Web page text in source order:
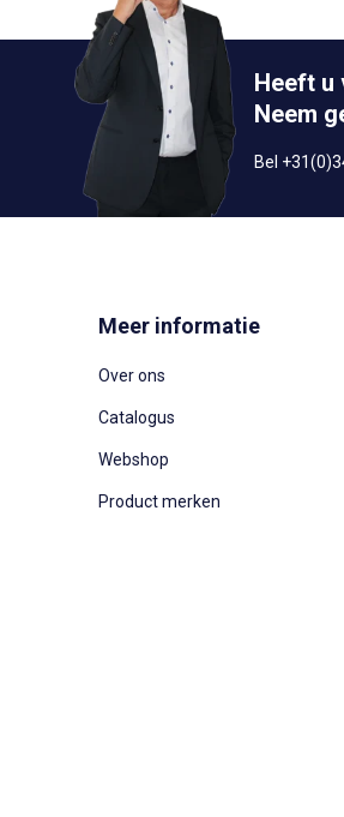
Heeft u
Neem
Bel
Meer informatie
Over ons
Catalogus
Webshop
Product merken